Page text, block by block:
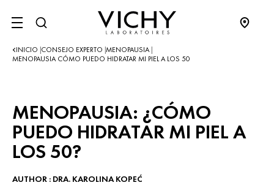
SITE MENU
INICIO CONSEJO EXPERTO MENOPAUSIA
MENOPAUSIA CÓMO PUEDO HIDRATAR MI PIEL A LOS 50
MENOPAUSIA: ¿CÓMO
PUEDO HIDRATAR MI PIEL A
LOS 50?
AUTHOR : DRA. KAROLINA KOPEĆ